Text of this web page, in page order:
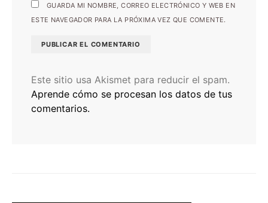
GUARDA MI NOMBRE, CORREO ELECTRÓNICO Y WEB EN
ESTE NAVEGADOR PARA LA PRÓXIMA VEZ QUE COMENTE.
Este sitio usa Akismet para reducir el spam.
Aprende cómo se procesan los datos de tus
comentarios.